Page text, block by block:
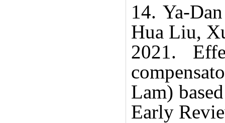
14. Ya-
Hua Liu,
2021.
Lam)
Early